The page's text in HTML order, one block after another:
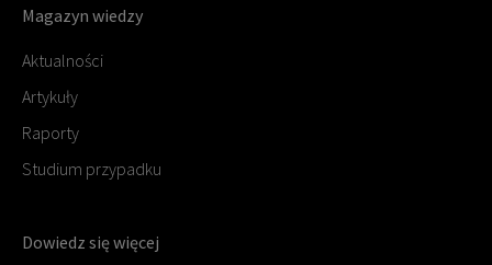
Magazyn wiedzy
Aktualności
Artykuły
Raporty
Studium przypadku
Dowiedz się więcej